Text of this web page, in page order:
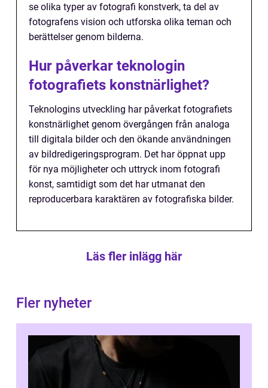
se olika typer av fotografi konstverk, ta del av
fotografens vision och utforska olika teman och
berättelser genom bilderna.
Hur påverkar teknologin
fotografiets konstnärlighet?
Teknologins utveckling har påverkat fotografiets
konstnärlighet genom övergången från analoga
till digitala bilder och den ökande användningen
av bildredigeringsprogram. Det har öppnat upp
för nya möjligheter och uttryck inom fotografi
konst, samtidigt som det har utmanat den
reproducerbara karaktären av fotografiska bilder.
Läs fler inlägg här
Fler nyheter